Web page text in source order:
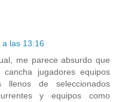
las 13:16
me parece absurdo que
jugadores equipos
llenos de seleccionados
y equipos como